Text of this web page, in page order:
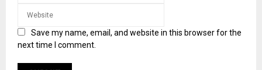
Save my name, email, and website in this browser for the
next time I comment.